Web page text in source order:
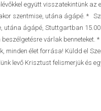
együtt visszatekintünk
szentmise, utána ágápé. *
utána ágápé, Stuttgartban
várlak benneteket.
minden élet forrása! Küldd el
levő Krisztust felismerjük és